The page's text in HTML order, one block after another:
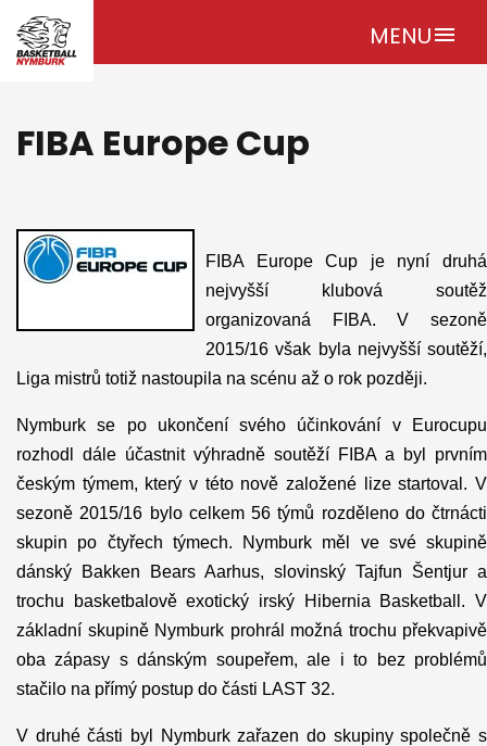
MENUmenu
FIBA Europe Cup
FIBA Europe Cup je nyní druhá
nejvyšší klubová soutěž
organizovaná FIBA. V sezoně
2015/16 však byla nejvyšší soutěží,
Liga mistrů totiž nastoupila na scénu až o rok později.
Nymburk se po ukončení svého účinkování v Eurocupu
rozhodl dále účastnit výhradně soutěží FIBA a byl prvním
českým týmem, který v této nově založené lize startoval. V
sezoně 2015/16 bylo celkem 56 týmů rozděleno do čtrnácti
skupin po čtyřech týmech. Nymburk měl ve své skupině
dánský Bakken Bears Aarhus, slovinský Tajfun Šentjur a
trochu basketbalově exotický irský Hibernia Basketball. V
základní skupině Nymburk prohrál možná trochu překvapivě
oba zápasy s dánským soupeřem, ale i to bez problémů
stačilo na přímý postup do části LAST 32.
V druhé části byl Nymburk zařazen do skupiny společně s